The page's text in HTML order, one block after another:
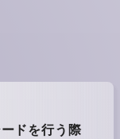
ドを行う際